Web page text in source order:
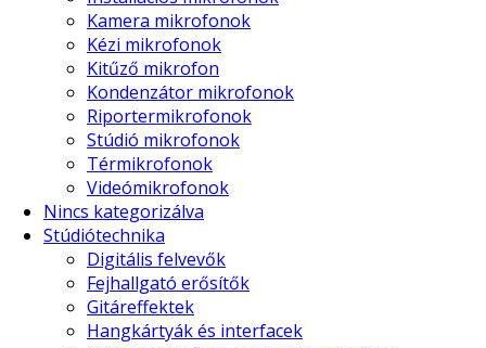
Kamera mikrofonok
Kézi mikrofonok
Kitűző mikrofon
Kondenzátor mikrofonok
Riportermikrofonok
Stúdió mikrofonok
Térmikrofonok
Videómikrofonok
Nincs kategorizálva
Stúdiótechnika
Digitális felvevők
Fejhallgató erősítők
Gitáreffektek
Hangkártyák és interfacek